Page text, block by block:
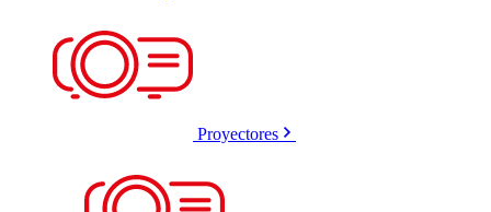
Proyectores